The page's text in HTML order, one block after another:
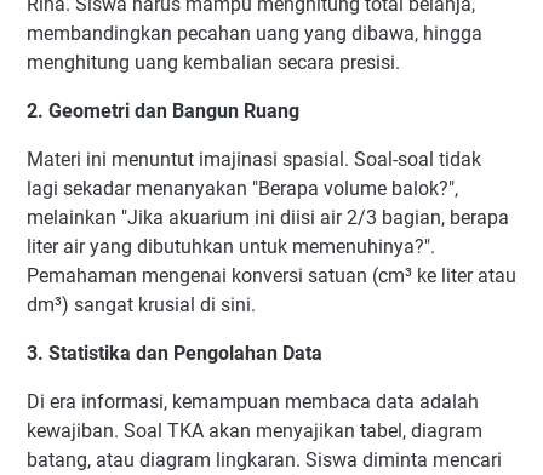
membandingkan pecahan uang yang dibawa, hingga
menghitung uang kembalian secara presisi.
2. Geometri dan Bangun Ruang
Materi ini menuntut imajinasi spasial. Soal-soal tidak
lagi sekadar menanyakan "Berapa volume balok?",
melainkan "Jika akuarium ini diisi air 2/3 bagian, berapa
liter air yang dibutuhkan untuk memenuhinya?".
Pemahaman mengenai konversi satuan (cm³ ke liter atau
dm³) sangat krusial di sini.
3. Statistika dan Pengolahan Data
Di era informasi, kemampuan membaca data adalah
kewajiban. Soal TKA akan menyajikan tabel, diagram
batang, atau diagram lingkaran. Siswa diminta mencari